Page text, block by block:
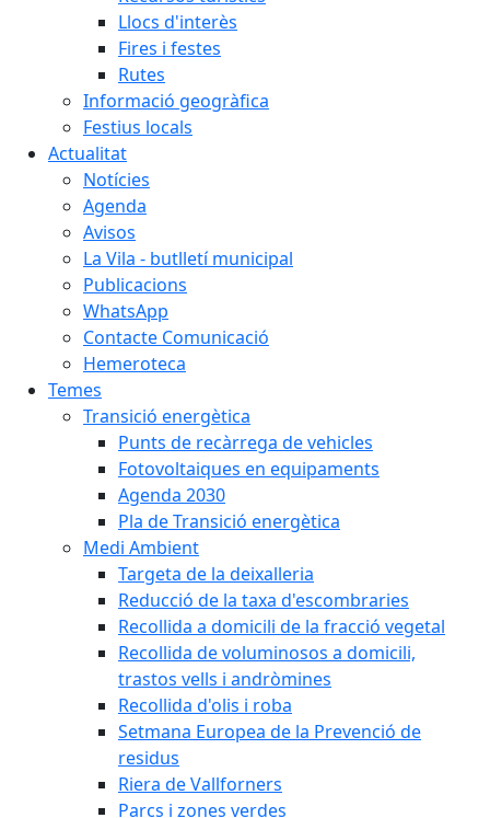
Llocs d'interès
Fires i festes
Rutes
Informació geogràfica
Festius locals
Actualitat
Notícies
Agenda
Avisos
La Vila - butlletí municipal
Publicacions
WhatsApp
Contacte Comunicació
Hemeroteca
Temes
Transició energètica
Punts de recàrrega de vehicles
Fotovoltaiques en equipaments
Agenda 2030
Pla de Transició energètica
Medi Ambient
Targeta de la deixalleria
Reducció de la taxa d'escombraries
Recollida a domicili de la fracció vegetal
Recollida de voluminosos a domicili,
trastos vells i andròmines
Recollida d'olis i roba
Setmana Europea de la Prevenció de
residus
Riera de Vallforners
Parcs i zones verdes